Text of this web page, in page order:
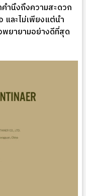
ำนึงถึงความสะดวก
และไม่เพียงแต่นำ
ยายามอย่างดีที่สุด